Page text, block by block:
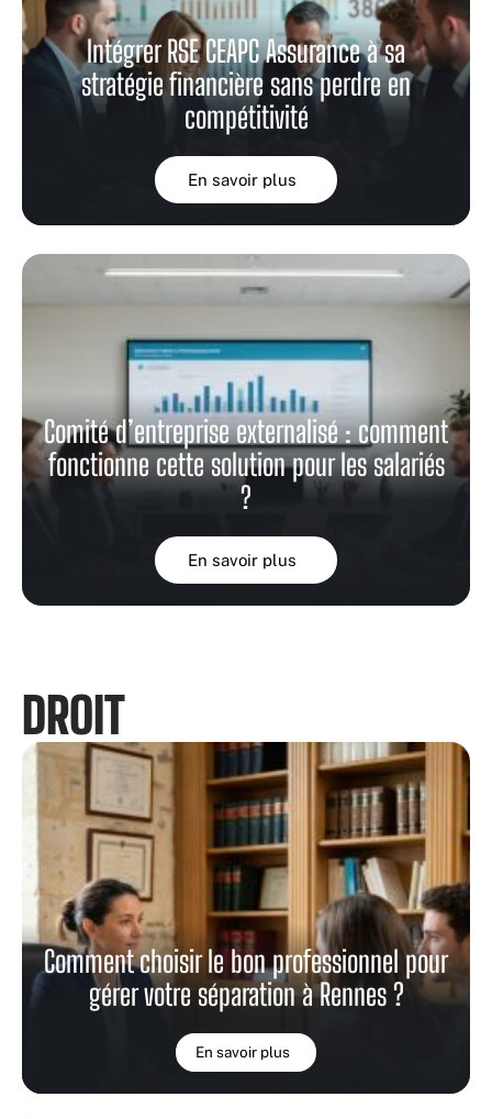
Intégrer RSE CEAPC Assurance à sa
stratégie financière sans perdre en
compétitivité
En savoir plus
Comité d’entreprise externalisé : comment
fonctionne cette solution pour les salariés
?
En savoir plus
DROIT
Comment choisir le bon professionnel pour
gérer votre séparation à Rennes ?
En savoir plus